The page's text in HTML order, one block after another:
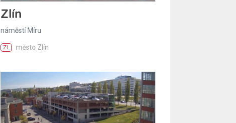
Zlín
náměstí Míru
ZL město Zlín